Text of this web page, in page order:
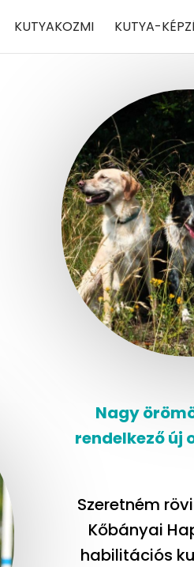
KUTYAKOZMI KUTYA-
Nagy
rendelkező új
Szeretném
Kőbányai
habilitációs